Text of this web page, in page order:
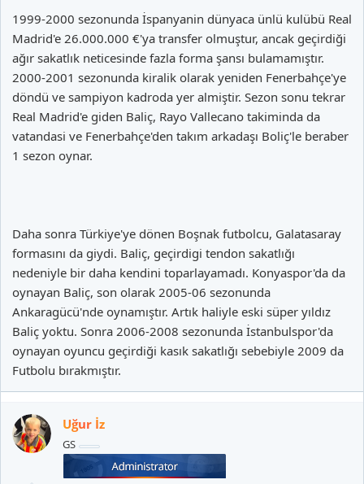
1999-2000 sezonunda İspanyanin dünyaca ünlü kulübü Real
Madrid'e 26.000.000 €'ya transfer olmuştur, ancak geçirdiği
ağır sakatlık neticesinde fazla forma şansı bulamamıştır.
2000-2001 sezonunda kiralik olarak yeniden Fenerbahçe'ye
döndü ve sampiyon kadroda yer almiştir. Sezon sonu tekrar
Real Madrid'e giden Baliç, Rayo Vallecano takiminda da
vatandasi ve Fenerbahçe'den takım arkadaşı Boliç'le beraber
1 sezon oynar.
Daha sonra Türkiye'ye dönen Boşnak futbolcu, Galatasaray
formasını da giydi. Baliç, geçirdigi tendon sakatlığı
nedeniyle bir daha kendini toparlayamadı. Konyaspor'da da
oynayan Baliç, son olarak 2005-06 sezonunda
Ankaragücü'nde oynamıştır. Artık haliyle eski süper yıldız
Baliç yoktu. Sonra 2006-2008 sezonunda İstanbulspor'da
oynayan oyuncu geçirdiği kasık sakatlığı sebebiyle 2009 da
Futbolu bırakmıştır.
Uğur İz
GS